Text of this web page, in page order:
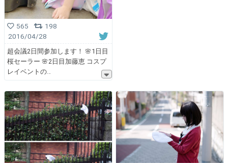
565
198
2016/04/28
超会議2日間参加します！ 🌸1日目
桜セーラー 🌸2日目加藤恵 コスプ
レイベントの